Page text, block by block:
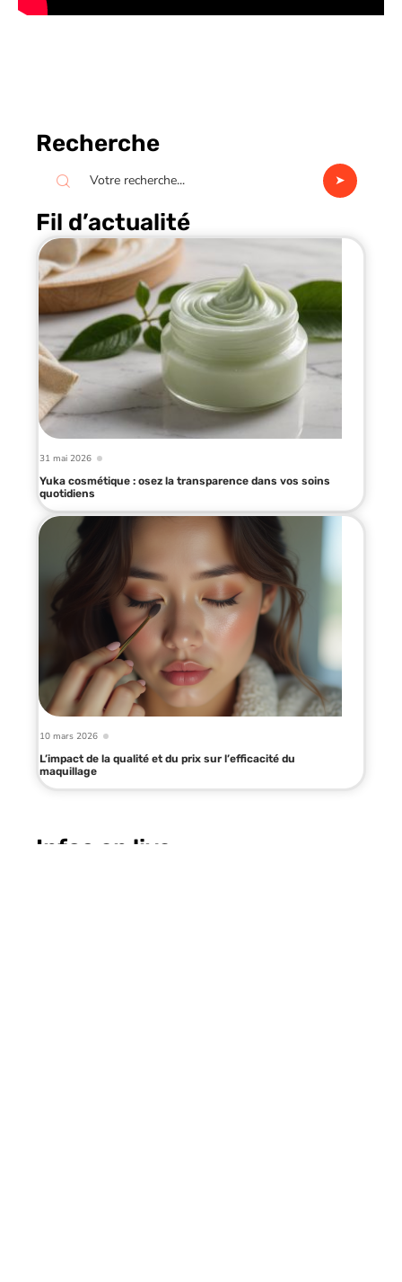
Recherche
Fil d’actualité
31 mai 2026
Yuka cosmétique : osez la transparence dans vos soins
quotidiens
10 mars 2026
L’impact de la qualité et du prix sur l’efficacité du
maquillage
Infos en live